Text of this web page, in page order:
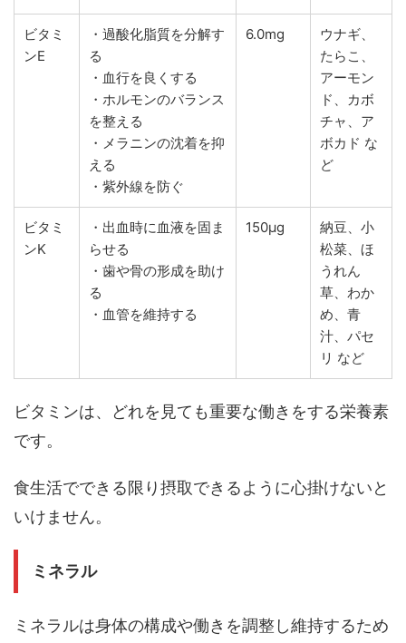
ビタミ
ンE
・過酸化脂質を分解す
る
・血行を良くする
・ホルモンのバランス
を整える
・メラニンの沈着を抑
える
・紫外線を防ぐ
6.0mg
ウナギ、
たらこ、
アーモン
ド、カボ
チャ、ア
ボカド な
ど
ビタミ
ンK
・出血時に血液を固ま
らせる
・歯や骨の形成を助け
る
・血管を維持する
150μg
納豆、小
松菜、ほ
うれん
草、わか
め、青
汁、パセ
リ など
ビタミンは、どれを見ても重要な働きをする栄養素
です。
食生活でできる限り摂取できるように心掛けないと
いけません。
ミネラル
ミネラルは身体の構成や働きを調整し維持するため